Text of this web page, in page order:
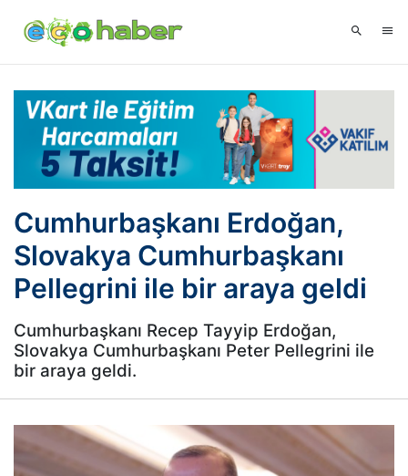
Cumhurbaşkanı Erdoğan,
Slovakya Cumhurbaşkanı
Pellegrini ile bir araya geldi
Cumhurbaşkanı Recep Tayyip Erdoğan,
Slovakya Cumhurbaşkanı Peter Pellegrini ile
bir araya geldi.